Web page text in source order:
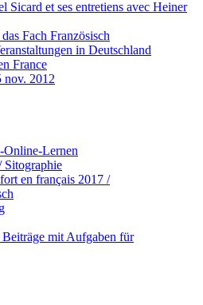
Sicard et ses entretiens avec Heiner
Fach Französisch
in Deutschland
France
nov. 2012
Online-Lernen
en français 2017 /
mit Aufgaben für